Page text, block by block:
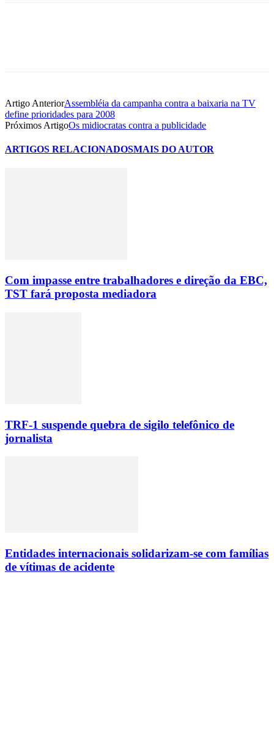
Artigo AnteriorAssembléia da campanha contra a baixaria na TV
define prioridades para 2008
Próximos ArtigoOs midiocratas contra a publicidade
ARTIGOS RELACIONADOSMAIS DO AUTOR
Com impasse entre trabalhadores e direção da EBC,
TST fará proposta mediadora
TRF-1 suspende quebra de sigilo telefônico de
jornalista
Entidades internacionais solidarizam-se com famílias
de vítimas de acidente